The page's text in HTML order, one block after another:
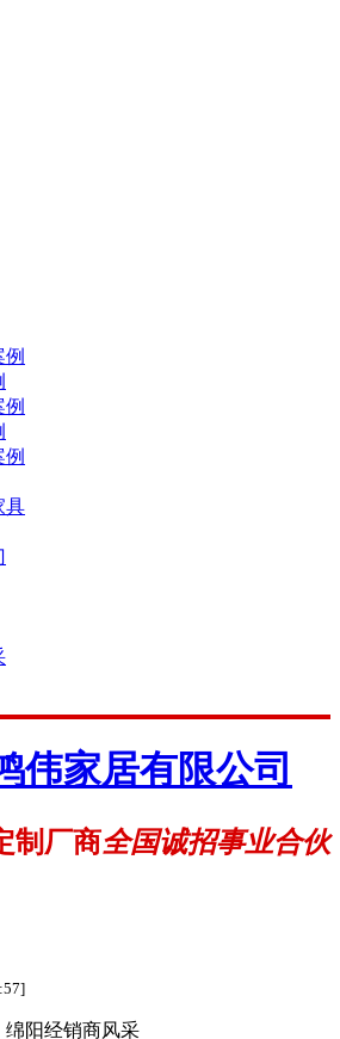
具
制厂商全国诚招事业合伙
绵阳经销商风采